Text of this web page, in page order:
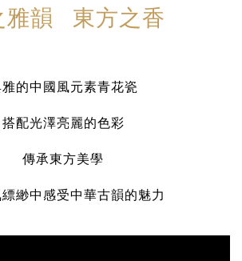
雅韻 東方之香
的中國風元素青花瓷
搭配光澤亮麗的色彩
傳承東方美學
緲中感受中華古韻的魅力